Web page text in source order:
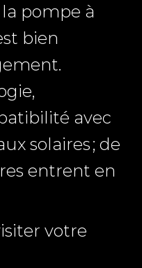
la pompe à
bien
avec
solaires ; de
entrent en
votre